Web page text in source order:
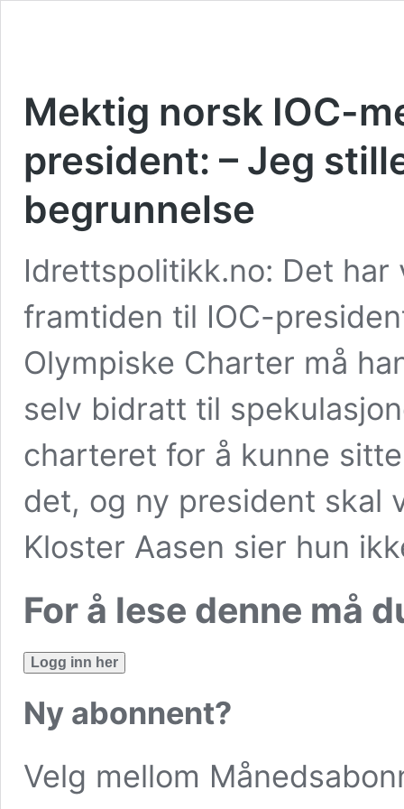
Mektig norsk IOC-
president: – Jeg
begrunnelse
Idrettspolitikk.no: Det
framtiden til IOC-
Olympiske Charter må
selv bidratt til
charteret for å kunne
det, og ny president skal
Kloster Aasen sier hun
For å lese denne må
Logg inn her
Ny abonnent?
Velg mellom